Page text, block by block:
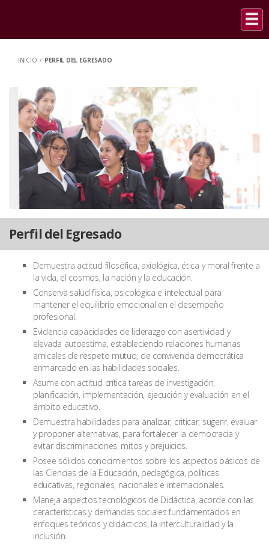
INICIO / PERFIL DEL EGRESADO
Perfil del Egresado
Demuestra actitud filosófica, axiológica, ética y moral frente a
la vida, el cosmos, la nación y la educación.
Conserva salud física, psicológica e intelectual para
mantener el equilibrio emocional en el desempeño
profesional.
Evidencia capacidades de liderazgo con asertividad y
elevada autoestima, estableciendo relaciones humanas
amicales de respeto mutuo, de convivencia democrática
enmarcado en las habilidades sociales.
Asume con actitud crítica tareas de investigación,
planificación, implementación, ejecución y evaluación en el
ámbito educativo.
Demuestra habilidades para analizar, criticar, sugerir, evaluar
y proponer alternativas, para fortalecer la democracia y
evitar discriminaciones, mitos y prejuicios.
Posee sólidos conocimientos sobre los aspectos básicos de
las Ciencias de la Educación, pedagógica, políticas
educativas, regionales, nacionales e internacionales.
Maneja aspectos tecnológicos de Didáctica, acorde con las
características y demandas sociales fundamentados en
enfoques teóricos y didácticos, la interculturalidad y la
inclusión.